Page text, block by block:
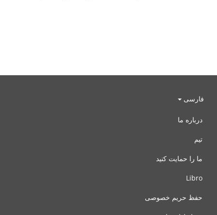
فارسی
درباره ما
تیم
ما را حمایت کنید
Libro
حفظ حریم خصوصی